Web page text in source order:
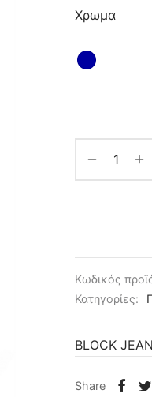
Χρωμα
Κωδικός
Κατηγορίες:
BLOCK
Share